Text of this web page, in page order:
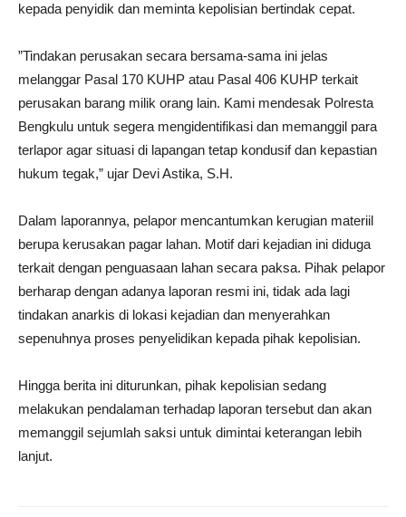
kepada penyidik dan meminta kepolisian bertindak cepat.
‎”Tindakan perusakan secara bersama-sama ini jelas
melanggar Pasal 170 KUHP atau Pasal 406 KUHP terkait
perusakan barang milik orang lain. Kami mendesak Polresta
Bengkulu untuk segera mengidentifikasi dan memanggil para
terlapor agar situasi di lapangan tetap kondusif dan kepastian
hukum tegak,” ujar Devi Astika, S.H.
‎Dalam laporannya, pelapor mencantumkan kerugian materiil
berupa kerusakan pagar lahan. Motif dari kejadian ini diduga
terkait dengan penguasaan lahan secara paksa. Pihak pelapor
berharap dengan adanya laporan resmi ini, tidak ada lagi
tindakan anarkis di lokasi kejadian dan menyerahkan
sepenuhnya proses penyelidikan kepada pihak kepolisian.
‎Hingga berita ini diturunkan, pihak kepolisian sedang
melakukan pendalaman terhadap laporan tersebut dan akan
memanggil sejumlah saksi untuk dimintai keterangan lebih
lanjut.